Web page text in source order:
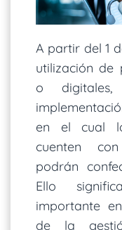
A partir del 1
utilización de
o
en el cual
cuenten
podrán
Ello
importante
de la